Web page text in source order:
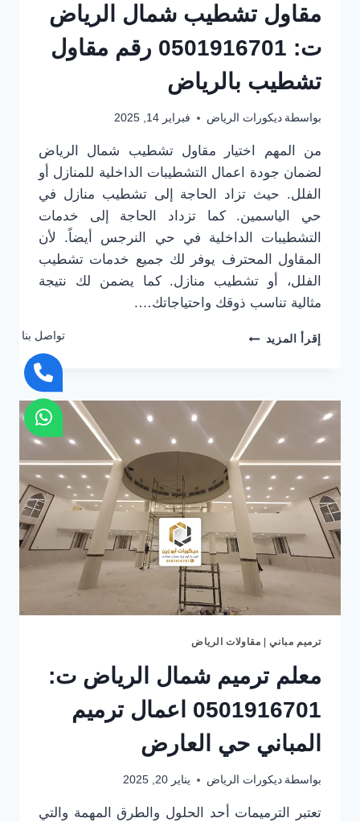
مقاول تشطيب شمال الرياض
ت: 0501916701 رقم مقاول
تشطيب بالرياض
بواسطة ديكورات الرياض فبراير 14, 2025
من المهم اختيار مقاول تشطيب شمال الرياض
لضمان جودة اعمال التشطيبات الداخلية للمنازل أو
الفلل. حيث تزاد الحاجة إلى تشطيب منازل في
حي الياسمين. كما تزداد الحاجة إلى خدمات
التشطيبات الداخلية في حي النرجس أيضاً. لأن
المقاول المحترف يوفر لك جميع خدمات تشطيب
الفلل، أو تشطيب منازل. كما يضمن لك نتيجة
مثالية تناسب ذوقك واحتياجاتك….
إقرأ المزيد مقاول
ت:
0501916701
رقم
مقاول
تشطيب
بالرياض
ترميم مباني| مقاولات الرياض
معلم ترميم شمال الرياض ت:
0501916701 اعمال ترميم
المباني حي العارض
بواسطة ديكورات الرياض يناير 20, 2025
تعتبر الترميمات أحد الحلول والطرق المهمة والتي
تواصل بنا